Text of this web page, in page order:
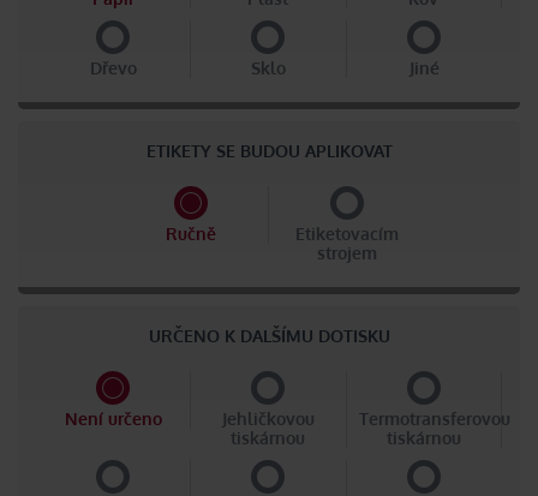
Dřevo Sklo Jiné
ETIKETY SE BUDOU APLIKOVAT
Ručně
Etiketovacím
strojem
URČENO K DALŠÍMU DOTISKU
Není určeno
Jehličkovou
tiskárnou
Termotransferovou
tiskárnou